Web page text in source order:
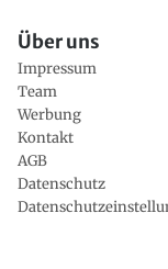
Über uns
Impressum
Team
Werbung
Kontakt
AGB
Datenschutz